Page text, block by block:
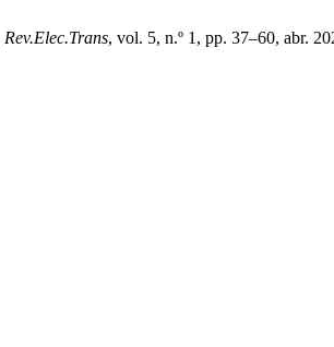
Rev.Elec.Trans, vol. 5, n.º 1, pp. 37–60, abr.